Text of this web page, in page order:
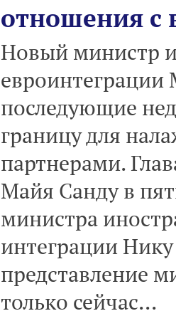
отношения с
Новый министр
евроинтеграции
последующие
границу для
партнерами.
Майя Санду в
министра
интеграции
представление
только сейчас...